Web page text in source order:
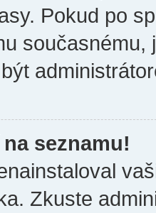
Pokud po
seznamu!
Zkuste